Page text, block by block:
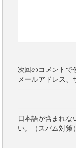
次回のコメントで
メールアドレス、
日本語が含まれな
い。（スパム対策）